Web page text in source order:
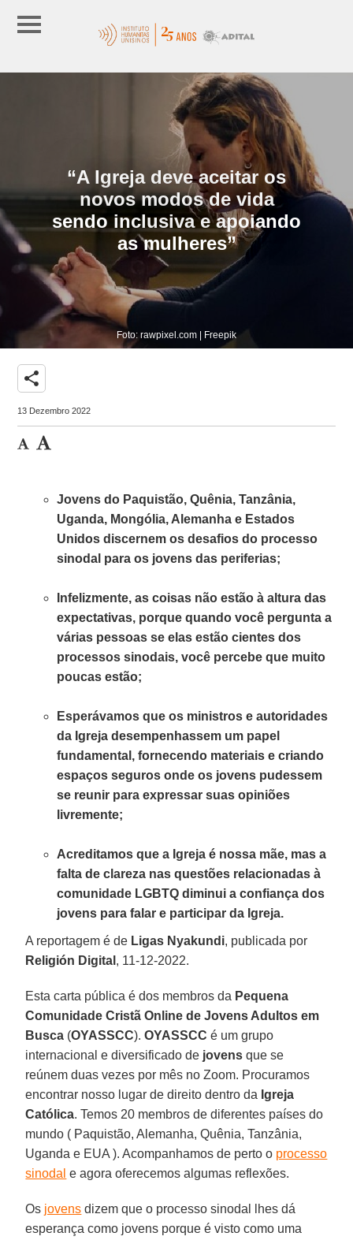
“A Igreja deve aceitar os
novos modos de vida
sendo inclusiva e apoiando
as mulheres”
Foto: rawpixel.com | Freepik
share
13 Dezembro 2022
Jovens do Paquistão, Quênia, Tanzânia,
Uganda, Mongólia, Alemanha e Estados
Unidos discernem os desafios do processo
sinodal para os jovens das periferias;
Infelizmente, as coisas não estão à altura das
expectativas, porque quando você pergunta a
várias pessoas se elas estão cientes dos
processos sinodais, você percebe que muito
poucas estão;
Esperávamos que os ministros e autoridades
da Igreja desempenhassem um papel
fundamental, fornecendo materiais e criando
espaços seguros onde os jovens pudessem
se reunir para expressar suas opiniões
livremente;
Acreditamos que a Igreja é nossa mãe, mas a
falta de clareza nas questões relacionadas à
comunidade LGBTQ diminui a confiança dos
jovens para falar e participar da Igreja.
A reportagem é de Ligas Nyakundi, publicada por
Religión Digital , 11-12-2022.
Esta carta pública é dos membros da Pequena
Comunidade Cristã Online de Jovens Adultos em
Busca (OYASSCC).OYASSCC é um grupo
internacional e diversificado de jovens que se
reúnem duas vezes por mês no Zoom. Procuramos
encontrar nosso lugar de direito dentro da Igreja
Católica. Temos 20 membros de diferentes países do
mundo ( Paquistão, Alemanha, Quênia, Tanzânia,
Uganda e EUA ). Acompanhamos de perto o processo
sinodal e agora oferecemos algumas reflexões.
Os jovens dizem que o processo sinodal lhes dá
esperança como jovens porque é visto como uma